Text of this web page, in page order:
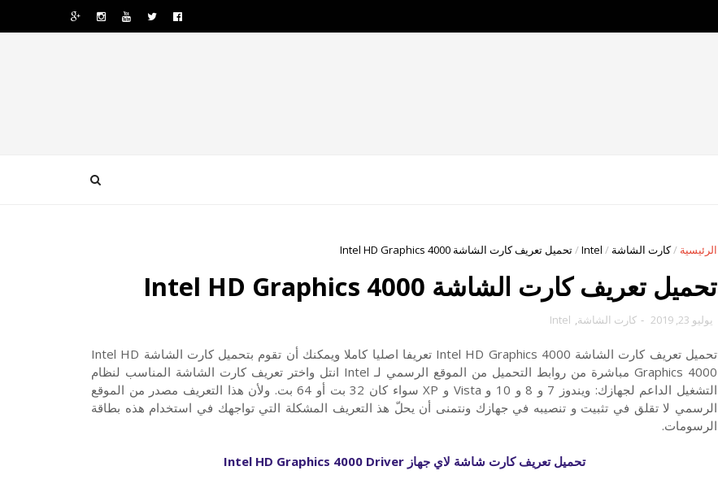
الرئيسية /كارت الشاشة /
Intel
/تحميل تعريف كارت الشاشة Intel HD Graphics 4000
تحميل تعريف كارت الشاشة Intel HD Graphics 4000
يوليو 23, 2019 - كارت الشاشة,
Intel
تحميل تعريف كارت الشاشة Intel HD Graphics 4000 تعريفا اصليا كاملا ويمكنك أن تقوم بتحميل كارت الشاشة Intel HD
Graphics 4000 مباشرة من روابط التحميل من الموقع الرسمي لـ Intel انتل واختر تعريف كارت الشاشة المناسب لنظام
التشغيل الداعم لجهازك: ويندوز 7 و 8 و 10 و Vista و XP سواء كان 32 بت أو 64 بت. ولأن هذا التعريف مصدر من الموقع
الرسمي لا تقلق في تثبيت و تنصيبه في جهازك ونتمنى أن يحلّ هذ التعريف المشكلة التي تواجهك في استخدام هذه بطاقة
الرسومات.
تحميل تعريف كارت شاشة لاي جهازIntel HD Graphics 4000 Driver